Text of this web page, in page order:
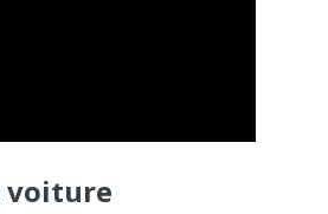
voiture